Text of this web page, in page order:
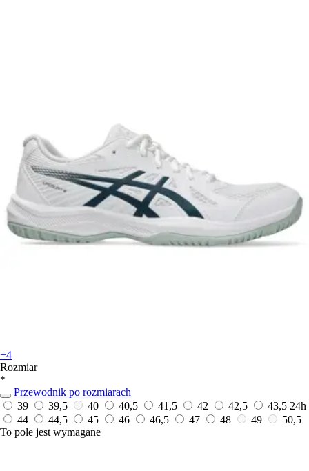
+4
Rozmiar
*
Przewodnik po rozmiarach
39
39,5 40 40,5 41,5 42 42,5 43,5 24h
44
44,5 45 46 46,5 47 48 49
50,5
To pole jest wymagane